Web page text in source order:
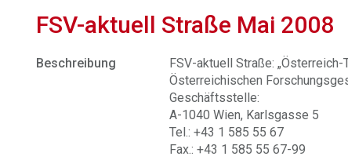
FSV-aktuell Straße Mai 2008
Beschreibung
FSV-aktuell Straße:
Österreichischen
Geschäftsstelle:
A-1040 Wien, Karlsgasse 5
Tel.: +43 1 585 55 67
Fax.: +43 1 585 55 67-99